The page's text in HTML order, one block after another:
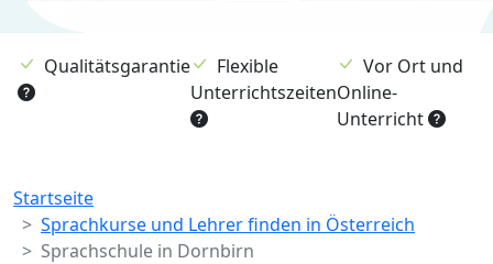
Qualitätsgarantie
Flexible
Unterrichtszeiten
Vor Ort und
Online-
Unterricht
Breadcrumb
Startseite
Sprachkurse und Lehrer finden in Österreich
Sprachschule in Dornbirn